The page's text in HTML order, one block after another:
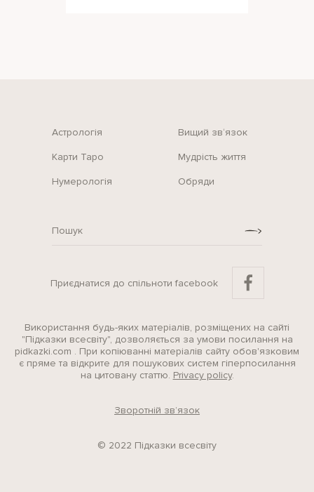
Астрологія Вищий зв‘язок
Карти Таро Мудрість життя
Нумерологія Обряди
Приєднатися до спільноти facebook
Використання будь-яких матеріалів, розміщених на сайті
"Підказки всесвіту", дозволяється за умови посилання на
pidkazki.com . При копіюванні матеріалів сайту обов'язковим
є пряме та відкрите для пошукових систем гіперпосилання
на цитовану статтю. Privacy policy.
Зворотній зв’язок
© 2022 Підказки всесвіту